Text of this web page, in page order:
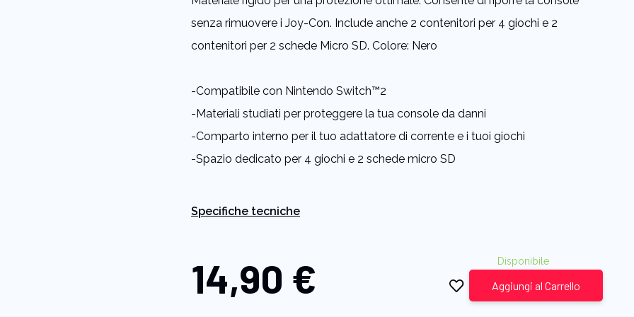
senza rimuovere i Joy-Con. Include anche 2 contenitori per 4 giochi e 2
contenitori per 2 schede Micro SD. Colore: Nero
-Compatibile con Nintendo Switch™2
-Materiali studiati per proteggere la tua console da danni
-Comparto interno per il tuo adattatore di corrente e i tuoi giochi
-Spazio dedicato per 4 giochi e 2 schede micro SD
Specifiche tecniche
14,90 € Disponibile
Aggiungi al Carrello